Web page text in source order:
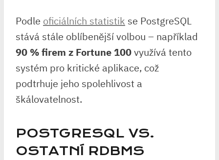
Podle oficiálních statistik se PostgreSQL
stává stále oblíbenější volbou – například
90 % firem z Fortune 100využívá tento
systém pro kritické aplikace, což
podtrhuje jeho spolehlivost a
škálovatelnost.
POSTGRESQL VS.
OSTATNÍ RDBMS